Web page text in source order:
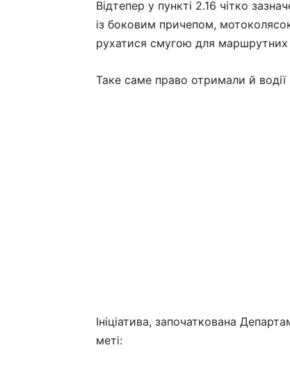
Відтепер у пункті 2.16 чітко
із боковим причепом,
рухатися смугою для маршрутних
Таке саме право отримали й водії
Ініціатива, започаткована
меті: